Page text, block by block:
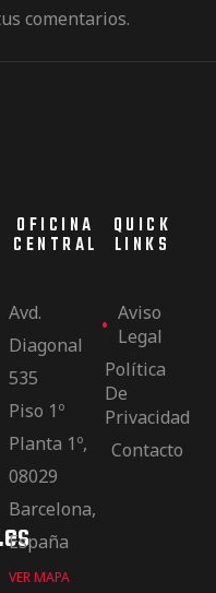
comentarios.
OFICINA
CENTRAL
Avd.
Diagonal
535
Piso 1º
Planta 1º,
08029
Barcelona,
España
VER MAPA
QUICK
LINKS
Aviso
Legal
Política
De
Privacidad
Contacto